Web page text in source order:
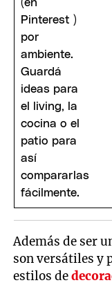
Además de ser
son versátiles y
estilos de